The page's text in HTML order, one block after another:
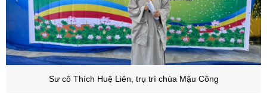
Sư cô Thích Huệ Liên, trụ trì chùa Mậu Công